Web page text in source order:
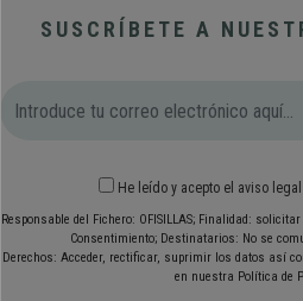
SUSCRÍBETE A
He leído y acepto el aviso legal
Responsable del Fichero: OFISILLAS; Finalidad:
Consentimiento; Destinatarios: No se
Derechos: Acceder, rectificar, suprimir los datos así
en nuestra Política de